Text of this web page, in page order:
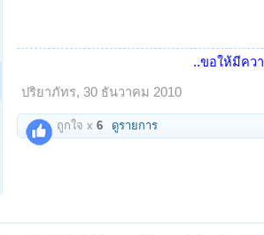
..ขอให้มีคว
ปริยาภัทร, 30 ธันวาคม 2010
ถูกใจ x 6 ดูรายการ